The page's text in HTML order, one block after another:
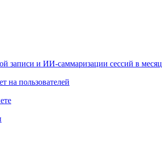
записи и ИИ-саммаризации сессий в месяц
на пользователей